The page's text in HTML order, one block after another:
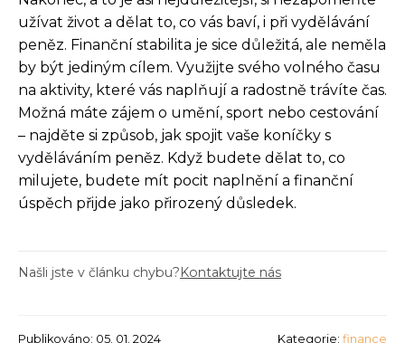
užívat život a dělat to, co vás baví, i při vydělávání
peněz. Finanční stabilita je sice důležitá, ale neměla
by být jediným cílem. Využijte svého volného času
na aktivity, které vás naplňují a radostně trávíte čas.
Možná máte zájem o umění, sport nebo cestování
– najděte si způsob, jak spojit vaše koníčky s
vyděláváním peněz. Když budete dělat to, co
milujete, budete mít pocit naplnění a finanční
úspěch přijde jako přirozený důsledek.
Našli jste v článku chybu?Kontaktujte nás
Publikováno: 05. 01. 2024 Kategorie: finance